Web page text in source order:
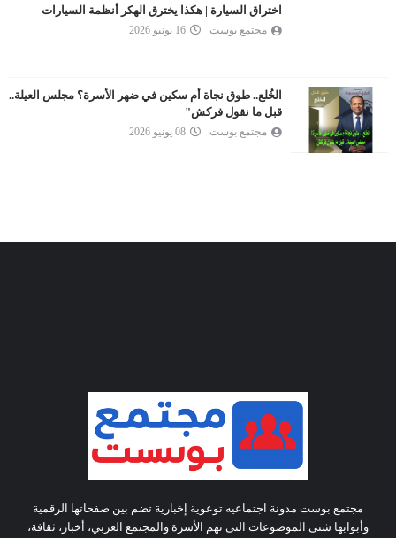
اختراق السيارة | هكذا يخترق الهكر أنظمة السيارات
مجتمع بوست 16 يونيو 2026
الخُلع.. طوق نجاة أم سكين في ضهر الأسرة؟ مجلس العيلة..
قبل ما نقول فركش"
مجتمع بوست 08 يونيو 2026
مجتمع بوست مدونة اجتماعيه توعوية إخبارية تضم بين صفحاتها الرقمية
وأبوابها شتى الموضوعات التى تهم الأسرة والمجتمع العربي، أخبار، ثقافة،